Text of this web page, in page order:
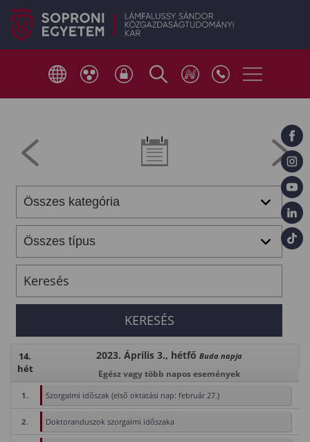
14.
hét
2023. Április 3., hétfő Buda napja
Egész vagy több napos események
1. Szorgalmi időszak (első oktatási nap: február 27.)
2. Doktoranduszok szorgalmi időszaka